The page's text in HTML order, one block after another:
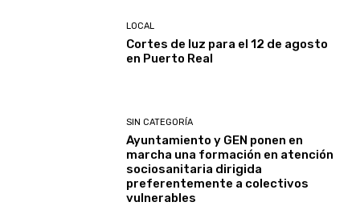
LOCAL
Cortes de luz para el 12 de agosto
en Puerto Real
SIN CATEGORÍA
Ayuntamiento y GEN ponen en
marcha una formación en atención
sociosanitaria dirigida
preferentemente a colectivos
vulnerables